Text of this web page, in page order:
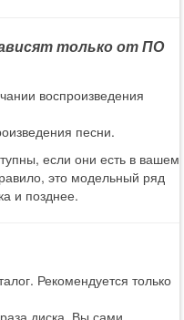
только от ПО
воспроизведения
песни.
если они есть в вашем
это модельный ряд
и позднее.
Рекомендуется только
диска. Вы сами